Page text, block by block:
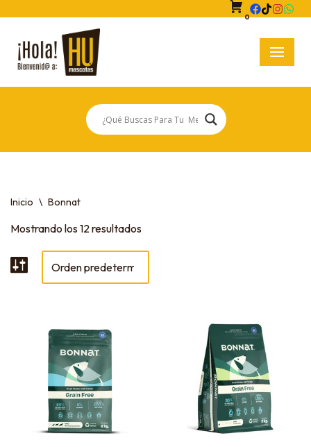
Saltar
al
contenido
0
Inicio \ Bonnat
Mostrando los 12 resultados